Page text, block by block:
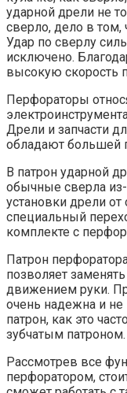
ударной дрели не
сверло, дело в том,
Удар по сверлу
исключено.
высокую скорость
Перфораторы
Дрели и запчасти
обладают большей
В патрон ударной
обычные сверла из-
установки дрели
специальный
комплекте с
Патрон
позволяет
движением руки.
очень надежна и не
патрон, как это
зубчатым патроном.
Рассмотрев все
перфоратором,